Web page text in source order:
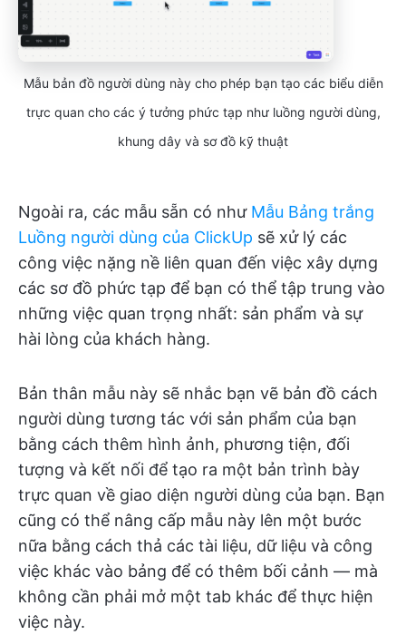
Mẫu bản đồ người dùng này cho phép bạn tạo các biểu diễn
trực quan cho các ý tưởng phức tạp như luồng người dùng,
khung dây và sơ đồ kỹ thuật
Ngoài ra, các mẫu sẵn có như Mẫu Bảng trắng
Luồng người dùng của ClickUp sẽ xử lý các
công việc nặng nề liên quan đến việc xây dựng
các sơ đồ phức tạp để bạn có thể tập trung vào
những việc quan trọng nhất: sản phẩm và sự
hài lòng của khách hàng.
Bản thân mẫu này sẽ nhắc bạn vẽ bản đồ cách
người dùng tương tác với sản phẩm của bạn
bằng cách thêm hình ảnh, phương tiện, đối
tượng và kết nối để tạo ra một bản trình bày
trực quan về giao diện người dùng của bạn. Bạn
cũng có thể nâng cấp mẫu này lên một bước
nữa bằng cách thả các tài liệu, dữ liệu và công
việc khác vào bảng để có thêm bối cảnh — mà
không cần phải mở một tab khác để thực hiện
việc này.